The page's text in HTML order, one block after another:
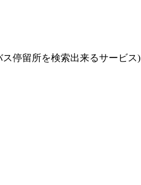
停留所を検索出来るサービス)